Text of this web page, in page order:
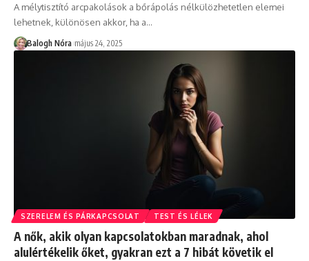
A mélytisztító arcpakolások a bőrápolás nélkülözhetetlen elemei
lehetnek, különösen akkor, ha a…
Balogh Nóra május 24, 2025
SZERELEM ÉS PÁRKAPCSOLAT TEST ÉS LÉLEK
A nők, akik olyan kapcsolatokban maradnak, ahol
alulértékelik őket, gyakran ezt a 7 hibát követik el